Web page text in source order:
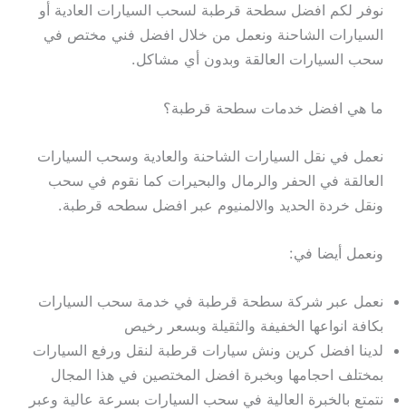
نوفر لكم افضل سطحة قرطبة لسحب السيارات العادية أو
السيارات الشاحنة ونعمل من خلال افضل فني مختص في
سحب السيارات العالقة وبدون أي مشاكل.
ما هي افضل خدمات سطحة قرطبة؟
نعمل في نقل السيارات الشاحنة والعادية وسحب السيارات
العالقة في الحفر والرمال والبحيرات كما نقوم في سحب
ونقل خردة الحديد والالمنيوم عبر افضل سطحه قرطبة.
ونعمل أيضا في:
نعمل عبر شركة سطحة قرطبة في خدمة سحب السيارات
بكافة انواعها الخفيفة والثقيلة وبسعر رخيص
لدينا افضل كرين ونش سيارات قرطبة لنقل ورفع السيارات
بمختلف احجامها وبخبرة افضل المختصين في هذا المجال
نتمتع بالخبرة العالية في سحب السيارات بسرعة عالية وعبر